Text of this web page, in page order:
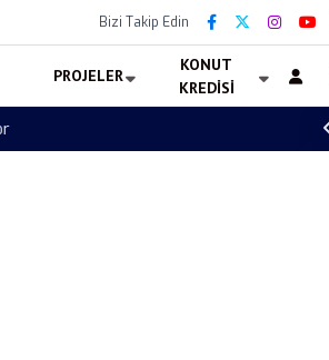
Bizi Takip Edin
PROJELER
KONUT
KREDISI
Altın Pasaport